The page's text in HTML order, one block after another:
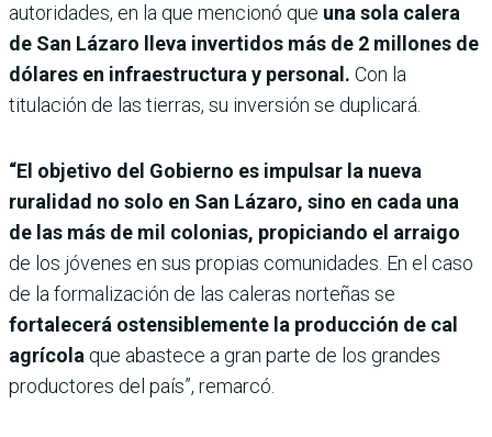
autoridades, en la que mencionó que una sola calera
de San Lázaro lleva invertidos más de 2 millones de
dólares en infraestructura y personal. Con la
titulación de las tierras, su inversión se duplicará.
“El objetivo del Gobierno es impulsar la nueva
ruralidad no solo en San Lázaro, sino en cada una
de las más de mil colonias, propiciando el arraigo
de los jóvenes en sus propias comunidades. En el caso
de la formalización de las caleras norteñas se
fortalecerá ostensiblemente la producción de cal
agrícola que abastece a gran parte de los grandes
productores del país”, remarcó.